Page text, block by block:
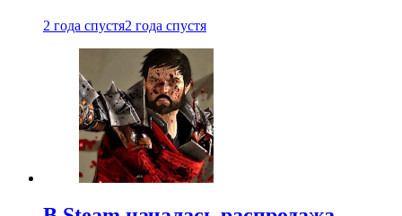
2 года спустя2 года спустя